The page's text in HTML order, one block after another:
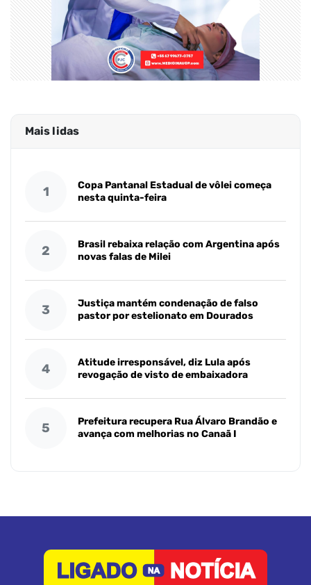
Mais lidas
1
Copa Pantanal Estadual de vôlei começa
nesta quinta-feira
2
Brasil rebaixa relação com Argentina após
novas falas de Milei
3
Justiça mantém condenação de falso
pastor por estelionato em Dourados
4
Atitude irresponsável, diz Lula após
revogação de visto de embaixadora
5
Prefeitura recupera Rua Álvaro Brandão e
avança com melhorias no Canaã I